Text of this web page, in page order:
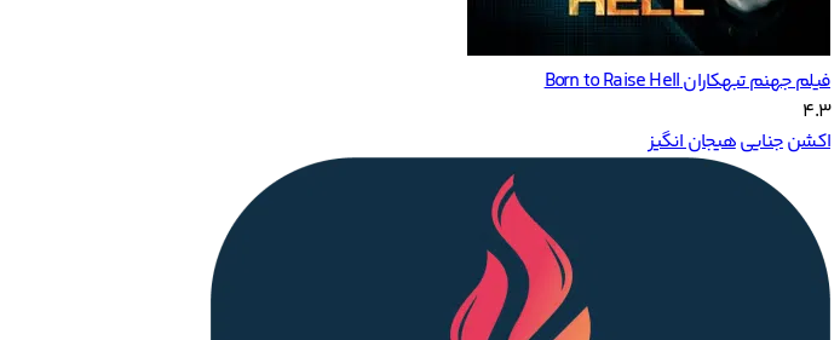
فیلم جهنم تبهکاران Born to Raise Hell
4.3
اکشنجناییهیجان انگیز